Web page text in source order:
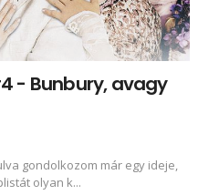
- Bunbury, avagy
gondolkozom már egy ideje,
olyan k...